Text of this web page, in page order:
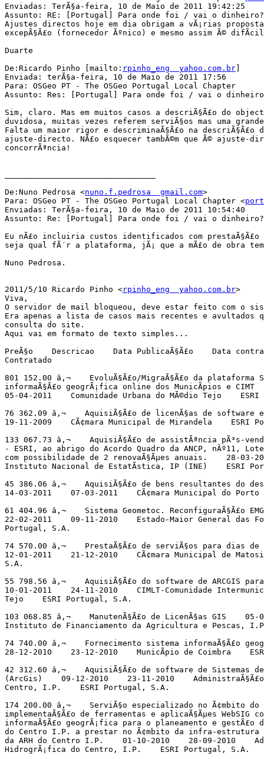
Enviadas: TerÃ§a-feira, 10 de Maio de 2011 19:42:25
Assunto: RE: [Portugal] Para onde foi / vai o
Ajustes directos hoje em dia obrigam a vÃ¡rias
excepÃ§Ã£o (fornecedor Ãºnico) e mesmo assim Ã©
Duarte
De:Ricardo Pinho [mailto: rpinho_eng  yahoo.com.br
Enviada: terÃ§a-feira, 10 de Maio de 2011 17:56
Para: OSGeo PT - The OSGeo Portugal Local Chapter
Assunto: Res: [Portugal] Para onde foi / vai o
Sim, claro. Mas em muitos casos a descriÃ§Ã£o do
duvidosa, muitas vezes referem serviÃ§os mas uma
Falta um maior rigor e descriminaÃ§Ã£o na
ajuste-directo. NÃ£o esquecer tambÃ©m que Ã© ajuste-
concorrÃªncia!
De:Nuno Pedrosa <nuno.f.pedrosa  gmail.com>
Para: OSGeo PT - The OSGeo Portugal Local Chapter <
Enviadas: TerÃ§a-feira, 10 de Maio de 2011 10:54:40
Assunto: Re: [Portugal] Para onde foi / vai o
Eu nÃ£o incluiria custos identificados com
seja qual fÃ´r a plataforma, jÃ¡ que a mÃ£o de obra
Nuno Pedrosa.
2011/5/10 Ricardo Pinho <rpinho_eng  yahoo.com.br>
Viva,
O servidor de mail bloqueou, deve estar feito com o
Era apenas a lista de casos mais recentes e avultados
consulta do site.
Aqui vai em formato de texto simples...
PreÃ§o    Descricao    Data PublicaÃ§Ã£o    Data
Contratado
801 152.00 â‚¬    EvoluÃ§Ã£o/MigraÃ§Ã£o da
informaÃ§Ã£o geogrÃ¡fica online dos MunicÃ­pios e
05-04-2011    Comunidade Urbana do MÃ©dio Tejo
76 362.09 â‚¬    AquisiÃ§Ã£o de licenÃ§as de
19-11-2009    CÃ¢mara Municipal de Mirandela    ESRI
133 067.73 â‚¬    AquisiÃ§Ã£o de assistÃªncia pÃ³s-
- ESRI, ao abrigo do Acordo Quadro da ANCP, nÂº11,
com possibilidade de 2 renovaÃ§Ãµes anuais.    28-
Instituto Nacional de EstatÃ­stica, IP (INE)    ESRI
45 386.06 â‚¬    AquisiÃ§Ã£o de bens resultantes do
14-03-2011    07-03-2011    CÃ¢mara Municipal do
61 404.96 â‚¬    Sistema Geometoc. ReconfiguraÃ§Ã£o
22-02-2011    09-11-2010    Estado-Maior General das
Portugal, S.A.
74 570.00 â‚¬    PrestaÃ§Ã£o de serviÃ§os para dias
12-01-2011    21-12-2010    CÃ¢mara Municipal de
S.A.
55 798.56 â‚¬    AquisiÃ§Ã£o do software de ARCGIS
10-01-2011    24-11-2010    CIMLT-Comunidade
Tejo    ESRI Portugal, S.A.
103 068.85 â‚¬    ManutenÃ§Ã£o de LicenÃ§as GIS
Instituto de Financiamento da Agricultura e Pescas,
74 740.00 â‚¬    Fornecimento sistema informaÃ§Ã£o
28-12-2010    23-12-2010    MunicÃ­pio de Coimbra
42 312.60 â‚¬    AquisiÃ§Ã£o de software de Sistemas
(ArcGis)    09-12-2010    23-11-2010
Centro, I.P.    ESRI Portugal, S.A.
174 200.00 â‚¬    ServiÃ§o especializado no Ã¢mbito
implementaÃ§Ã£o de ferramentas e aplicaÃ§Ãµes
informaÃ§Ã£o geogrÃ¡fica para o planeamento e
do Centro I.P. a prestar no Ã¢mbito da infra-estrutura
da ARH do Centro I.P.    01-10-2010    28-09-2010
HidrogrÃ¡fica do Centro, I.P.    ESRI Portugal, S.A.